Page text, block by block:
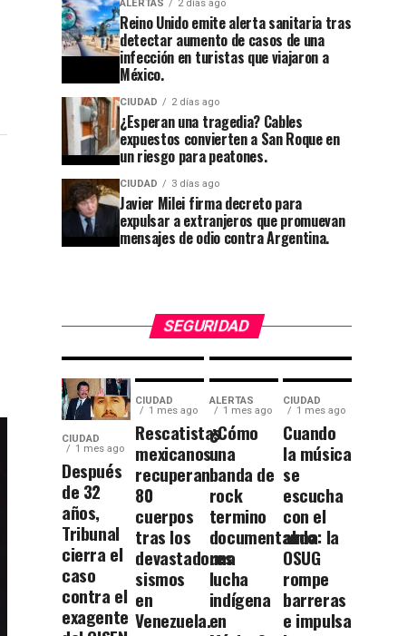
ALERTAS 2 días ago
Reino Unido emite alerta sanitaria tras
detectar aumento de casos de una
infección en turistas que viajaron a
México.
CIUDAD 2 días ago
¿Esperan una tragedia? Cables
expuestos convierten a San Roque en
un riesgo para peatones.
CIUDAD 3 días ago
Javier Milei firma decreto para
expulsar a extranjeros que promuevan
mensajes de odio contra Argentina.
SEGURIDAD
Reconoce
la UG a
60
jubilados;
décadas
de
entrega
dejan
huella en
universitaria.
se
apaga:
denuncian
abandono
en
Cuesta
China y
el
callejón
Momias.
CIUDAD
1 mes ago
Después
de 32
años,
Tribunal
cierra el
caso
contra el
exagente
CIUDAD
1 mes ago
Rescatistas
mexicanos
recuperan
80
cuerpos
tras los
devastadores
sismos
en
Venezuela.
ALERTAS
1 mes ago
¿Cómo
una
banda de
rock
termino
documentando
una
lucha
indígena
en
CIUDAD
1 mes ago
Cuando
la música
se
escucha
con el
alma: la
OSUG
rompe
barreras
e impulsa